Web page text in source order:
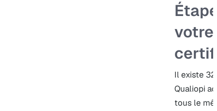
Il existe
Qualiopi
tous le